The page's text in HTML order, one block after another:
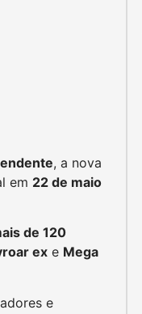
, a nova
em 22 de maio
de 120
ex e Mega
e